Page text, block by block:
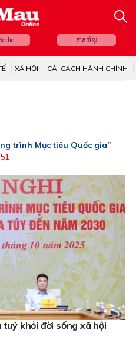
ភាសាខ្មែរ
XÃ HỘI CẢI CÁCH HÀNH CHÍNH
trình Mục tiêu Quốc gia"
51
khỏi đời sống xã hội